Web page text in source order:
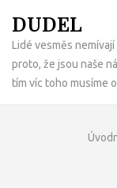
na
obsah
(Enter)
DUDEL
Lidé vesměs
proto, že jsou naše
tím víc toho musíme